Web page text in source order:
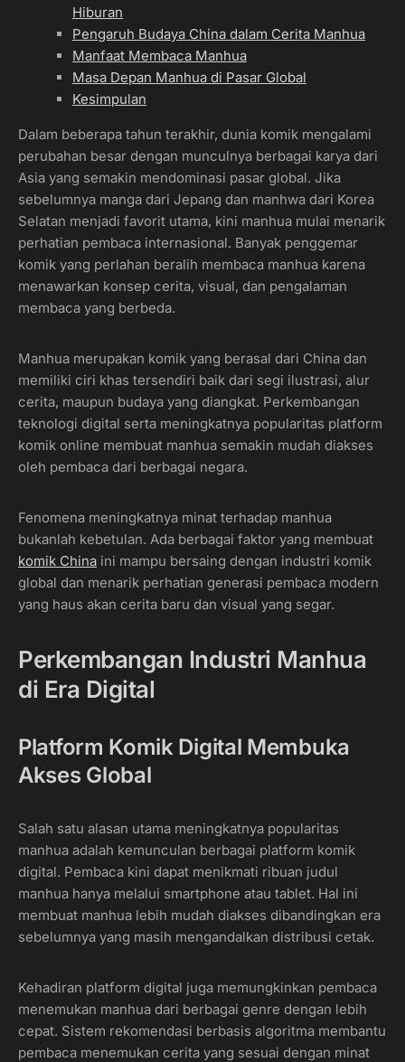
Hiburan
Pengaruh Budaya China dalam Cerita Manhua
Manfaat Membaca Manhua
Masa Depan Manhua di Pasar Global
Kesimpulan
Dalam beberapa tahun terakhir, dunia komik mengalami
perubahan besar dengan munculnya berbagai karya dari
Asia yang semakin mendominasi pasar global. Jika
sebelumnya manga dari Jepang dan manhwa dari Korea
Selatan menjadi favorit utama, kini manhua mulai menarik
perhatian pembaca internasional. Banyak penggemar
komik yang perlahan beralih membaca manhua karena
menawarkan konsep cerita, visual, dan pengalaman
membaca yang berbeda.
Manhua merupakan komik yang berasal dari China dan
memiliki ciri khas tersendiri baik dari segi ilustrasi, alur
cerita, maupun budaya yang diangkat. Perkembangan
teknologi digital serta meningkatnya popularitas platform
komik online membuat manhua semakin mudah diakses
oleh pembaca dari berbagai negara.
Fenomena meningkatnya minat terhadap manhua
bukanlah kebetulan. Ada berbagai faktor yang membuat
komik China ini mampu bersaing dengan industri komik
global dan menarik perhatian generasi pembaca modern
yang haus akan cerita baru dan visual yang segar.
Perkembangan Industri Manhua
di Era Digital
Platform Komik Digital Membuka
Akses Global
Salah satu alasan utama meningkatnya popularitas
manhua adalah kemunculan berbagai platform komik
digital. Pembaca kini dapat menikmati ribuan judul
manhua hanya melalui smartphone atau tablet. Hal ini
membuat manhua lebih mudah diakses dibandingkan era
sebelumnya yang masih mengandalkan distribusi cetak.
Kehadiran platform digital juga memungkinkan pembaca
menemukan manhua dari berbagai genre dengan lebih
cepat. Sistem rekomendasi berbasis algoritma membantu
pembaca menemukan cerita yang sesuai dengan minat